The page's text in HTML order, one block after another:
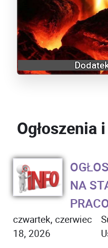
NA
czwartek, czerwiec
18, 2026